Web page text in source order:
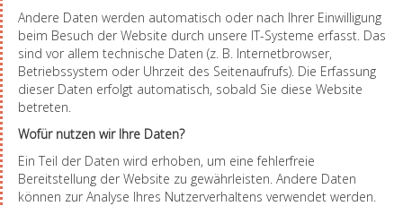
Andere Daten werden automatisch oder nach Ihrer Einwilligung
beim Besuch der Website durch unsere IT-Systeme erfasst. Das
sind vor allem technische Daten (z. B. Internetbrowser,
Betriebssystem oder Uhrzeit des Seitenaufrufs). Die Erfassung
dieser Daten erfolgt automatisch, sobald Sie diese Website
betreten.
Wofür nutzen wir Ihre Daten?
Ein Teil der Daten wird erhoben, um eine fehlerfreie
Bereitstellung der Website zu gewährleisten. Andere Daten
können zur Analyse Ihres Nutzerverhaltens verwendet werden.